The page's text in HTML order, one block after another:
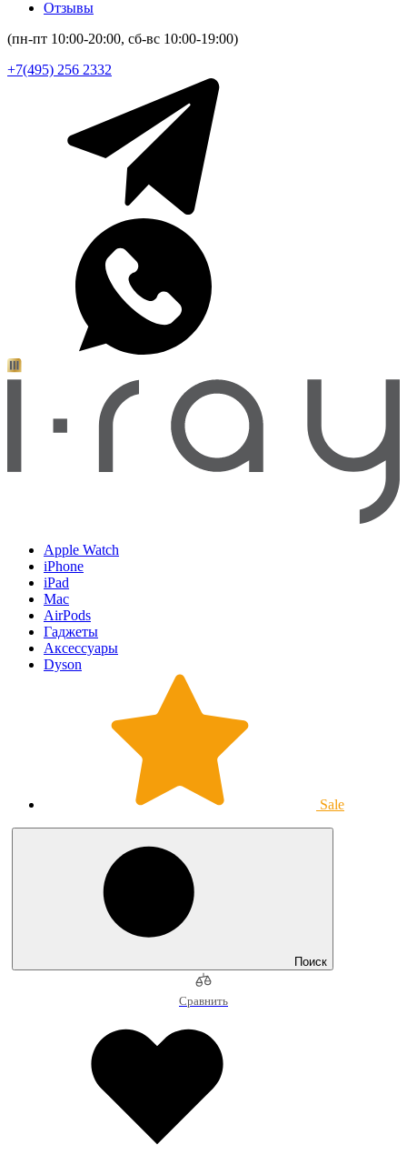
Отзывы
(пн-пт 10:00-20:00, сб-вс 10:00-19:00)
+7(495) 256 2332
Apple Watch
iPhone
iPad
Mac
AirPods
Гаджеты
Аксессуары
Dyson
Sale
Поиск
Сравнить